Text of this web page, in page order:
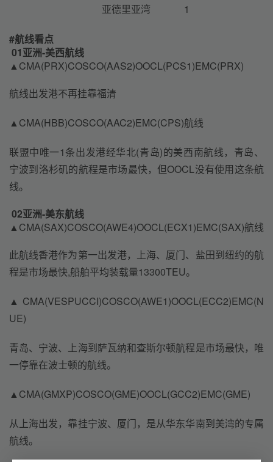
亚德里亚湾 1
#航线看点
01亚洲-美西航线
▲CMA(PRX)COSCO(AAS2)OOCL(PCS1)EMC(PRX)
航线出发港不再挂靠福清
▲CMA(HBB)COSCO(AAC2)EMC(CPS)航线
联盟中唯一1条出发港经华北(青岛)的美西南航线，青岛、
宁波到洛杉矶的航程是市场最快，但OOCL没有使用这条航
线。
02亚洲-美东航线
▲CMA(SAX)COSCO(AWE4)OOCL(ECX1)EMC(SAX)航线
此航线香港作为第一出发港，上海、厦门、盐田到纽约的航
程是市场最快,船舶平均装载量13300TEU。
▲CMA(VESPUCCI)COSCO(AWE1)OOCL(ECC2)EMC(N
UE)
青岛、宁波、上海到萨瓦纳和查斯尔顿航程是市场最快，唯
一停靠在波士顿的航线。
▲CMA(GMXP)COSCO(GME)OOCL(GCC2)EMC(GME)
从上海出发，靠挂宁波、厦门，是从华东华南到美湾的专属
航线。